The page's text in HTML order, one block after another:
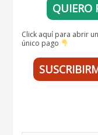
QUIERO
Click aquí para abrir
único pago